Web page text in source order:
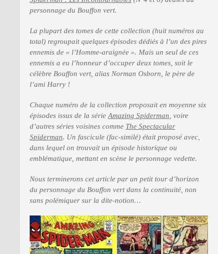
personnage du Bouffon vert.
La plupart des tomes de cette collection (huit numéros au
total) regroupait quelques épisodes dédiés à l’un des pires
ennemis de « l’Homme-araignée ». Mais un seul de ces
ennemis a eu l’honneur d’occuper deux tomes, soit le
célèbre Bouffon vert, alias Norman Osborn, le père de
l’ami Harry !
Chaque numéro de la collection proposait en moyenne six
épisodes issus de la série Amazing Spiderman , voire
d’autres séries voisines comme The Spectacular
Spiderman. Un fascicule (fac-similé) était proposé avec,
dans lequel on trouvait un épisode historique ou
emblématique, mettant en scène le personnage vedette.
Nous terminerons cet article par un petit tour d’horizon
du personnage du Bouffon vert dans la continuité, non
sans polémiquer sur la dite-notion…